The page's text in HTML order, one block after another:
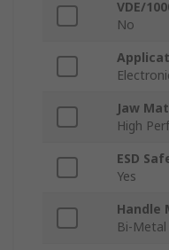
VDE/
No
Jaw
High
ESD
Yes
Handle
Bi-Metal